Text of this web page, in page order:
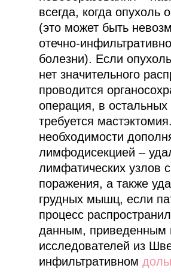
всегда, когда опухоль
(это может быть
отечно-
болезни). Если
нет значительного
проводится
операция, в остальных
требуется
необходимости
лимфодисекцией –
лимфатических узлов
поражения, а также
грудных мышц, если
процесс
данным, приведенным
исследователей из
инфильтративном